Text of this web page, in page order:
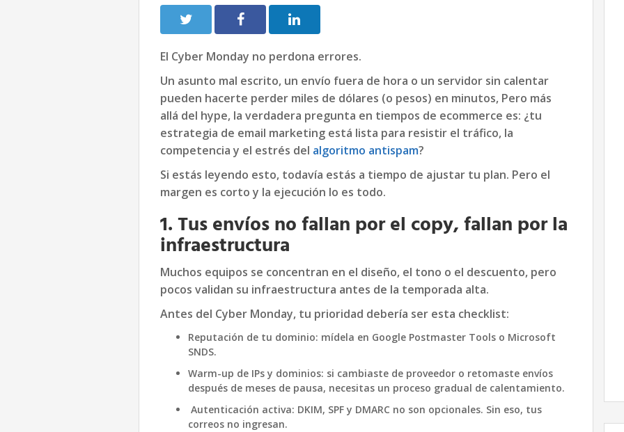
El Cyber Monday no perdona errores.
Un asunto mal escrito, un envío fuera de hora o un servidor sin calentar
pueden hacerte perder miles de dólares (o pesos) en minutos, Pero más
allá del hype, la verdadera pregunta en tiempos de ecommerce es: ¿tu
estrategia de email marketing está lista para resistir el tráfico, la
competencia y el estrés del algoritmo antispam?
Si estás leyendo esto, todavía estás a tiempo de ajustar tu plan. Pero el
margen es corto y la ejecución lo es todo.
1. Tus envíos no fallan por el copy, fallan por la
infraestructura
Muchos equipos se concentran en el diseño, el tono o el descuento, pero
pocos validan su infraestructura antes de la temporada alta.
Antes del Cyber Monday, tu prioridad debería ser esta checklist:
Reputación de tu dominio: mídela en Google Postmaster Tools o Microsoft
SNDS.
Warm-up de IPs y dominios: si cambiaste de proveedor o retomaste envíos
después de meses de pausa, necesitas un proceso gradual de calentamiento.
Autenticación activa: DKIM, SPF y DMARC no son opcionales. Sin eso, tus
correos no ingresan.